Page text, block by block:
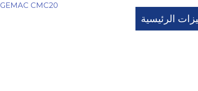
الرئيسية
GEMAC CMC20